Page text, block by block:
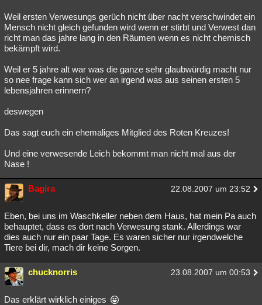
Weil ersten Verwesungs gerüch nicht über nacht verschwindet ein
Mensch nicht gleich gefunden wird wenn er stirbt und Verwest dan
richt man das jahre lang in den Räumen wenn es nicht chemisch
bekämpft wird.
Weil er 5 jahre alt war was die ganze sehr glaubwürdig macht nur
so nee frage kann sich wer an irgend was aus seinen ersten 5
lebensjahren erinnern?
deswegen
Das sagt euch ein ehemaliges Mitglied des Roten Kreuzes!
Und eine verwesende Leich bekommt man nicht mal aus der
Nase !
Bagira 22.08.2007 um 23:52
Eben, bei uns im Waschkeller neben dem Haus, hat mein Pa auch
behauptet, dass es dort nach Verwesung stank. Allerdings war
dies auch nur ein paar Tage. Es waren sicher nur irgendwelche
Tiere bei dir, mach dir keine Sorgen.
chucknorris 23.08.2007 um 00:53
Das erklärt wirklich einiges